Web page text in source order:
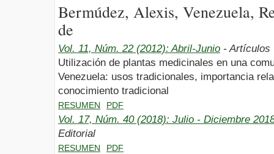
Bermúdez, Alexis, Venezuela,
de
Vol. 11, Núm. 22 (2012): Abril-Junio - Artículos
Utilización de plantas medicinales en una
Venezuela: usos tradicionales, importancia
conocimiento tradicional
RESUMEN PDF
Vol. 17, Núm. 40 (2018): Julio - Diciembre
Editorial
RESUMEN PDF